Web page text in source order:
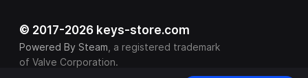
© 2017-2026 keys-store.com
Powered By Steam , a registered trademark
of Valve Corporation.